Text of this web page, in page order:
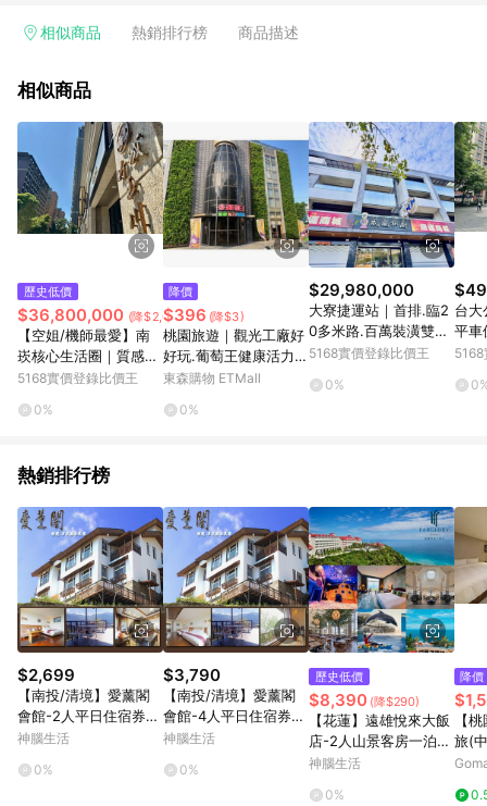
相似商品 熱銷排行榜 商品描述
相似商品
歷史低價
$36,800,000 (降$2,000,000)
【空姐/機師最愛】南
崁核心生活圈｜質感機
能社區｜桃園市蘆竹區
5168實價登錄比價王
0%
降價
$396 (降$3)
桃園旅遊｜觀光工廠好
好玩.葡萄王健康活力能
量館.宅家當菇農.阿媽
園酒廠.忠貞市場一日_
東森購物 ETMall
0%
$29,980,000
大寮捷運站｜首排.臨2
0多米路.百萬裝潢雙車
店住｜高雄市大寮區捷
5168實價登錄比價王
0%
台大
平車
思源
熱銷排行榜
$2,699
【南投/清境】愛薰閣
會館-2人平日住宿券
(含早餐)
神腦生活
0%
$3,790
【南投/清境】愛薰閣
會館-4人平日住宿券
(含早餐)
神腦生活
0%
歷史低價
$8,390 (降$290)
【花蓮】遠雄悅來大飯
店-2人山景客房一泊二
食(贈海洋公園暢遊)
神腦生活
0%
降價
【
旅(
吃喝